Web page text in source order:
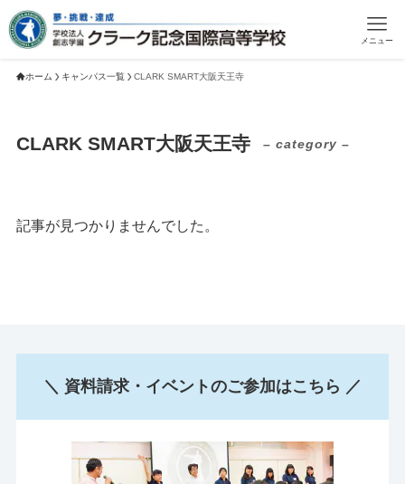
メニュー
ホーム キャンパス一覧 CLARK SMART大阪天王寺
CLARK SMART大阪天王寺 – category –
記事が見つかりませんでした。
＼ 資料請求・イベントのご参加はこちら ／